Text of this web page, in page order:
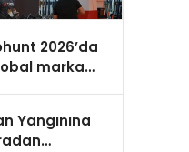
2026’da
marka
Yangınına